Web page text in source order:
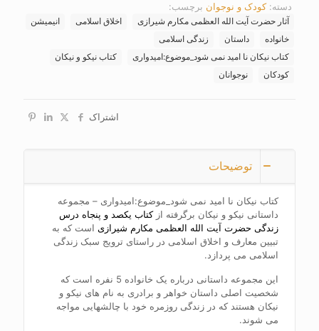
نمی
شود
موضوع:
عدد
دسته:کودک و نوجوان برچسب:
آثار حضرت آیت الله العظمی مکارم شیرازی اخلاق اسلامی
انیمیشن
خانواده
داستان
زندگی اسلامی
کتاب نیکان نا امید نمی شود_موضوع:امیدواری
کتاب نیکو و نیکان
کودکان
نوجوانان
اشتراک
توضیحات
کتاب نیکان نا امید نمی شود_موضوع:امیدواری – مجموعه
داستانی نیکو و نیکان برگرفته ازکتاب یکصد و پنجاه درس
زندگی حضرت آیت الله العظمی مکارم شیرازی است که به
تبیین معارف و اخلاق اسلامی در راستای ترویج سبک زندگی
اسلامی می پردازد.
این مجموعه داستانی درباره یک خانواده 5 نفره است که
شخصیت اصلی داستان خواهر و برادری به نام های نیکو و
نیکان هستند که در زندگی روزمره خود با چالشهایی مواجه
می شوند.